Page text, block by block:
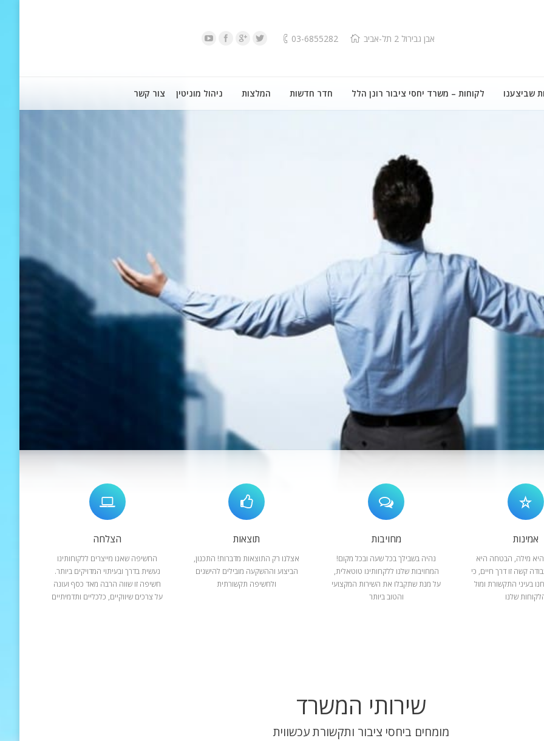
אבן גבירול 2 תל-אביב 03-6855282
שביצענו לקוחות – משרד יחסי ציבור רונן הלל חדר חדשות המלצות ניהול מוניטין צור קשר
אמינות
היא מילה, הבטחה היא
קשה זו דרך חיים, כי
בעיני התקשורת ומול
שלנו
מחויבות
נהיה בשבילך בכל שעה ובכל מקום!
המחויבות שלנו ללקחותינו טוטאלית,
על מנת שתקבלו את השירות המקצועי
והטוב ביותר
תוצאות
אצלנו רק התוצאות מדברות! התכנון,
הביצוע וההשקעה מובילים להישגים
ולחשיפה תקשורתית
הצלחה
החשיפה שאנו מייצרים ללקוחותינו
נעשית בדרך ובעיתוי המדויקים ביותר.
חשיפה זו שווה הרבה מאד כסף ועונה
על צרכים שיווקיים, כלכליים ותדמיתיים
שירותי המשרד
מומחים ביחסי ציבור ותקשורת עכשווית